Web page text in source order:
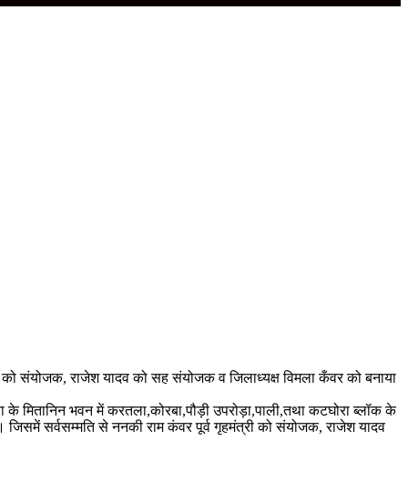
को संयोजक, राजेश यादव को सह संयोजक व जिलाध्यक्ष विमला कँवर को बनाया
मितानिन भवन में करतला,कोरबा,पौड़ी उपरोड़ा,पाली,तथा कटघोरा ब्लॉक के
जिसमें सर्वसम्मति से ननकी राम कंवर पूर्व गृहमंत्री को संयोजक, राजेश यादव